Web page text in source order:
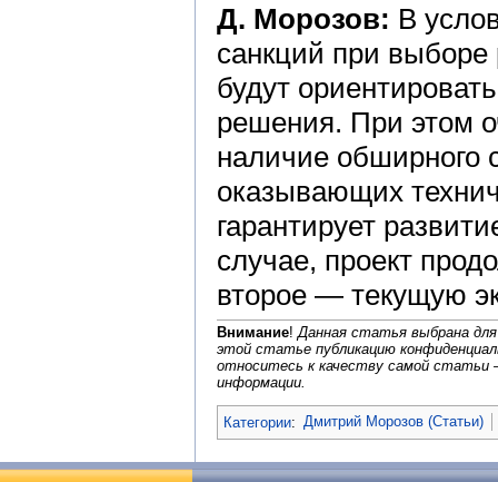
Д. Морозов: В
санкций при
будут
решения. При этом
наличие обширного
оказывающих
гарантирует
случае, проект
второе — текущую
Внимание! Данная статья выбрана
этой статье публикацию
относитесь к качеству самой статьи
информации.
Категории: Дмитрий Морозов (Статьи)